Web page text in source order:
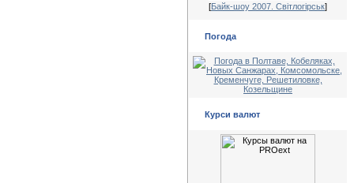
[Байк-шоу 2007. Світлогірськ]
Погода
Курси валют